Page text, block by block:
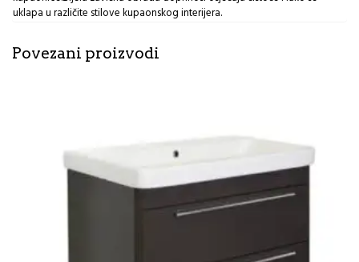
uklapa u različite stilove kupaonskog interijera.
Povezani proizvodi